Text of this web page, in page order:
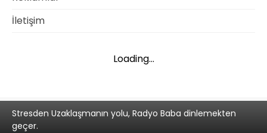
İletişim
Loading...
Stresden Uzaklaşmanın yolu, Radyo Baba dinlemekten
geçer.